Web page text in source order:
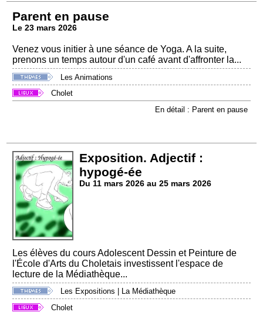
Parent en pause
Le 23 mars 2026
Venez vous initier à une séance de Yoga. A la suite,
prenons un temps autour d'un café avant d'affronter la...
Les Animations
Cholet
En détail : Parent en pause
Exposition. Adjectif :
hypogé-ée
Du 11 mars 2026 au 25 mars 2026
Les élèves du cours Adolescent Dessin et Peinture de
l'École d'Arts du Choletais investissent l'espace de
lecture de la Médiathèque...
Les Expositions
La Médiathèque
Cholet